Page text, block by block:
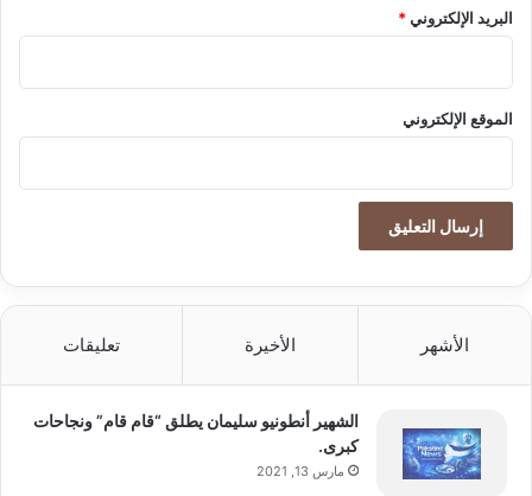
البريد الإلكتروني*
الموقع الإلكتروني
الأشهر الأخيرة تعليقات
الشهير أنطونيو سليمان يطلق “قام قام” ونجاحات
كبرى.
مارس 13, 2021